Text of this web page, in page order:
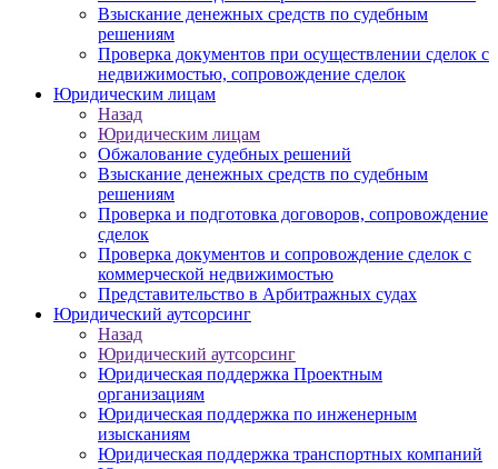
Взыскание денежных средств по судебным
решениям
Проверка документов при осуществлении сделок с
недвижимостью, сопровождение сделок
Юридическим лицам
Назад
Юридическим лицам
Обжалование судебных решений
Взыскание денежных средств по судебным
решениям
Проверка и подготовка договоров, сопровождение
сделок
Проверка документов и сопровождение сделок с
коммерческой недвижимостью
Представительство в Арбитражных судах
Юридический аутсорсинг
Назад
Юридический аутсорсинг
Юридическая поддержка Проектным
организациям
Юридическая поддержка по инженерным
изысканиям
Юридическая поддержка транспортных компаний